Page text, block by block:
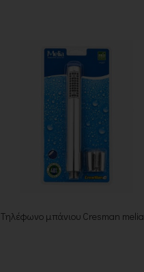
Τηλέφωνο μπάνιου Cresman melia